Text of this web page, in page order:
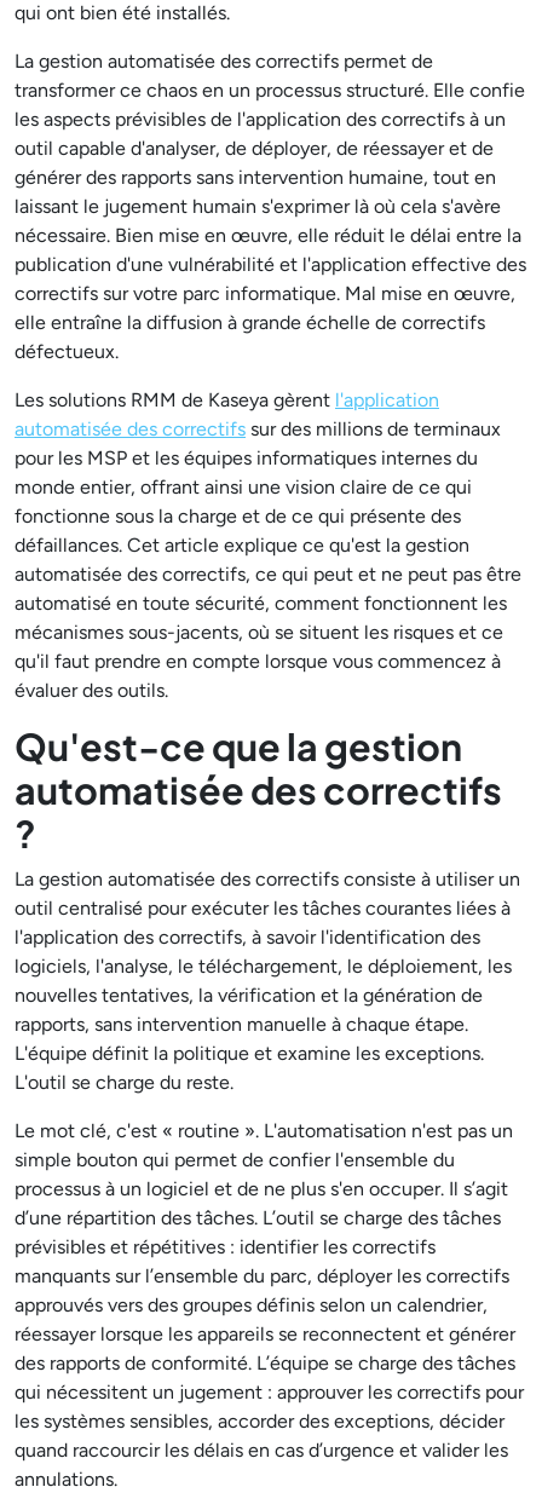
qui ont bien été installés.
La gestion automatisée des correctifs permet de
transformer ce chaos en un processus structuré. Elle confie
les aspects prévisibles de l'application des correctifs à un
outil capable d'analyser, de déployer, de réessayer et de
générer des rapports sans intervention humaine, tout en
laissant le jugement humain s'exprimer là où cela s'avère
nécessaire. Bien mise en œuvre, elle réduit le délai entre la
publication d'une vulnérabilité et l'application effective des
correctifs sur votre parc informatique. Mal mise en œuvre,
elle entraîne la diffusion à grande échelle de correctifs
défectueux.
Les solutions RMM de Kaseya gèrent l'application
automatisée des correctifs sur des millions de terminaux
pour les MSP et les équipes informatiques internes du
monde entier, offrant ainsi une vision claire de ce qui
fonctionne sous la charge et de ce qui présente des
défaillances. Cet article explique ce qu'est la gestion
automatisée des correctifs, ce qui peut et ne peut pas être
automatisé en toute sécurité, comment fonctionnent les
mécanismes sous-jacents, où se situent les risques et ce
qu'il faut prendre en compte lorsque vous commencez à
évaluer des outils.
Qu'est-ce que la gestion
automatisée des correctifs
?
La gestion automatisée des correctifs consiste à utiliser un
outil centralisé pour exécuter les tâches courantes liées à
l'application des correctifs, à savoir l'identification des
logiciels, l'analyse, le téléchargement, le déploiement, les
nouvelles tentatives, la vérification et la génération de
rapports, sans intervention manuelle à chaque étape.
L'équipe définit la politique et examine les exceptions.
L'outil se charge du reste.
Le mot clé, c'est « routine ». L'automatisation n'est pas un
simple bouton qui permet de confier l'ensemble du
processus à un logiciel et de ne plus s'en occuper. Il s’agit
d’une répartition des tâches. L’outil se charge des tâches
prévisibles et répétitives : identifier les correctifs
manquants sur l’ensemble du parc, déployer les correctifs
approuvés vers des groupes définis selon un calendrier,
réessayer lorsque les appareils se reconnectent et générer
des rapports de conformité. L’équipe se charge des tâches
qui nécessitent un jugement : approuver les correctifs pour
les systèmes sensibles, accorder des exceptions, décider
quand raccourcir les délais en cas d’urgence et valider les
annulations.